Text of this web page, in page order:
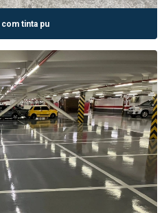
com tinta pu